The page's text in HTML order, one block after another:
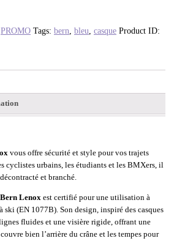
PROMO Tags: bern, bleu, casque Product ID:
vous offre sécurité et style pour vos trajets
cyclistes urbains, les étudiants et les BMXers, il
et branché.
Bern Lenox est certifié pour une utilisation à
ski (EN 1077B). Son design, inspiré des casques
fluides et une visière rigide, offrant une
bien l’arrière du crâne et les tempes pour